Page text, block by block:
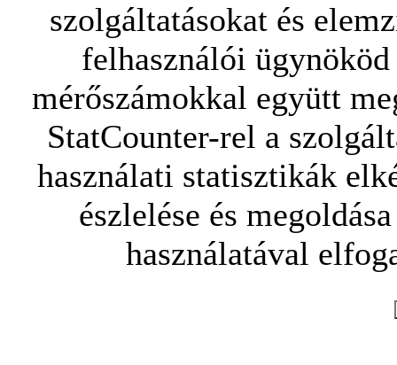
szolgáltatásokat és
felhasználói
mérőszámokkal együtt
StatCounter-rel a
használati statisztikák
észlelése és
használatával